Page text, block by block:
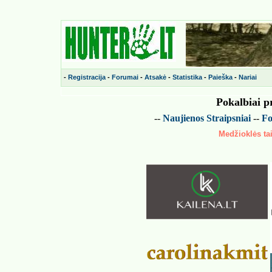
- Registracija - Forumai - Atsakė - Statistika - Paieška - Nariai
Pokalbiai
-- Naujienos Straipsniai --
Medžioklės